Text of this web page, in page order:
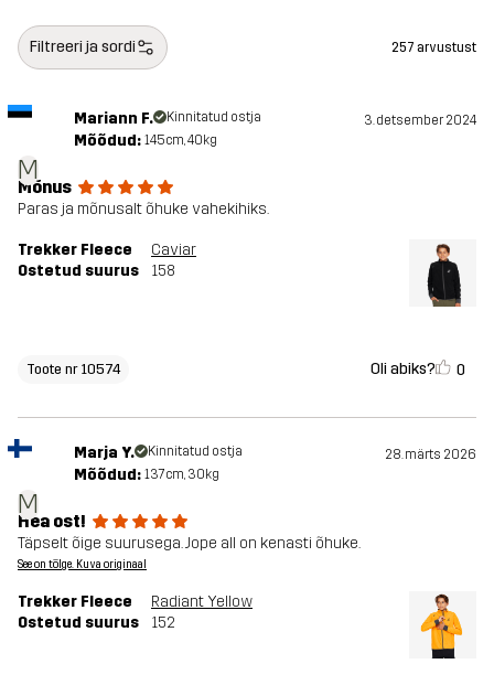
Filtreeri ja sordi 257 arvustust
M
Mariann F. Kinnitatud ostja 3. detsember 2024
Mõõdud: 145cm, 40kg
Mõnus
Paras ja mõnusalt õhuke vahekihiks.
Trekker Fleece
Caviar
Ostetud suurus
158
Toote nr 10574 Oli abiks? 0
M
Marja Y. Kinnitatud ostja 28. märts 2026
Mõõdud: 137cm, 30kg
Hea ost!
Täpselt õige suurusega. Jope all on kenasti õhuke.
See on tõlge. Kuva originaal
Trekker Fleece
Radiant Yellow
Ostetud suurus
152